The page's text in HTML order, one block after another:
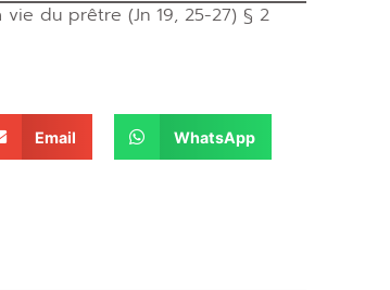
du prêtre (Jn 19, 25-27) § 2
Email WhatsApp